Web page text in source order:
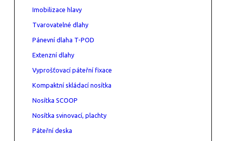
Imobilizace hlavy
Tvarovatelné dlahy
Pánevní dlaha T-POD
Extenzní dlahy
Vyprošťovací páteřní fixace
Kompaktní skládací nosítka
Nosítka SCOOP
Nosítka svinovací, plachty
Páteřní deska